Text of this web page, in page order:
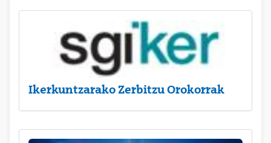
Ikerkuntzarako Zerbitzu Orokorrak